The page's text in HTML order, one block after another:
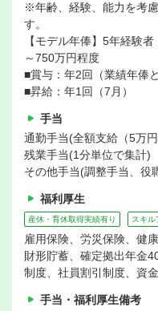
※年齢、経験、能力を考
す。
【モデル年俸】5年経験
～750万円程度
■賞与：年2回（業績年俸
■昇給：年1回（7月）
手当
通勤手当(全額支給（5万
残業手当(1分単位で集計)
その他手当(調整手当、役
福利厚生
産休・育休取得実績有り スキル
雇用保険、労災保険、健
財形貯蓄、確定拠出年金
制度、社員割引制度、資
手当・福利厚生備考